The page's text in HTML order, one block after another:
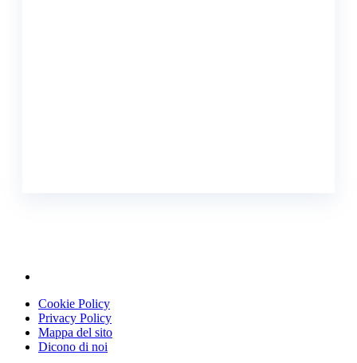
Cookie Policy
Privacy Policy
Mappa del sito
Dicono di noi